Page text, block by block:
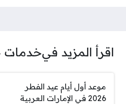
اقرأ المزيد فيخدمات
موعد أول أيام عيد الفطر
2026 في الإمارات العربية